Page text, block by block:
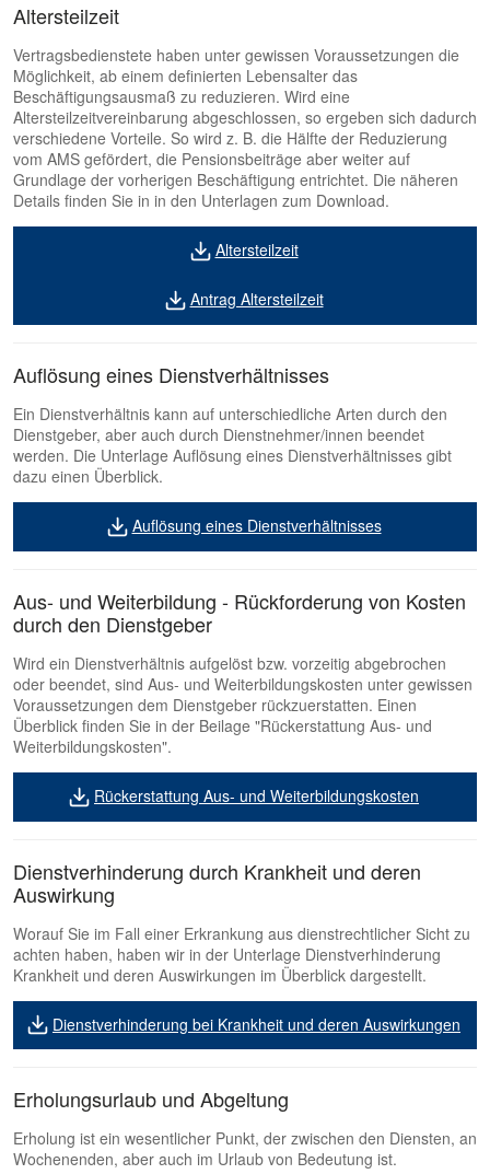
Altersteilzeit
Vertragsbedienstete haben unter gewissen Voraussetzungen die
Möglichkeit, ab einem definierten Lebensalter das
Beschäftigungsausmaß zu reduzieren. Wird eine
Altersteilzeitvereinbarung abgeschlossen, so ergeben sich dadurch
verschiedene Vorteile. So wird z. B. die Hälfte der Reduzierung
vom AMS gefördert, die Pensionsbeiträge aber weiter auf
Grundlage der vorherigen Beschäftigung entrichtet. Die näheren
Details finden Sie in in den Unterlagen zum Download.
Altersteilzeit
Antrag Altersteilzeit
Auflösung eines Dienstverhältnisses
Ein Dienstverhältnis kann auf unterschiedliche Arten durch den
Dienstgeber, aber auch durch Dienstnehmer/innen beendet
werden. Die Unterlage Auflösung eines Dienstverhältnisses gibt
dazu einen Überblick.
Auflösung eines Dienstverhältnisses
Aus- und Weiterbildung - Rückforderung von Kosten
durch den Dienstgeber
Wird ein Dienstverhältnis aufgelöst bzw. vorzeitig abgebrochen
oder beendet, sind Aus- und Weiterbildungskosten unter gewissen
Voraussetzungen dem Dienstgeber rückzuerstatten. Einen
Überblick finden Sie in der Beilage "Rückerstattung Aus- und
Weiterbildungskosten".
Rückerstattung Aus- und Weiterbildungskosten
Dienstverhinderung durch Krankheit und deren
Auswirkung
Worauf Sie im Fall einer Erkrankung aus dienstrechtlicher Sicht zu
achten haben, haben wir in der Unterlage Dienstverhinderung
Krankheit und deren Auswirkungen im Überblick dargestellt.
Dienstverhinderung bei Krankheit und deren Auswirkungen
Erholungsurlaub und Abgeltung
Erholung ist ein wesentlicher Punkt, der zwischen den Diensten, an
Wochenenden, aber auch im Urlaub von Bedeutung ist.